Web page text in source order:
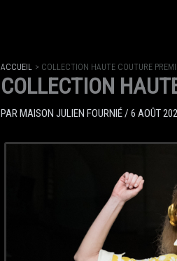
ACCUEIL COLLECTION HAUTE COUTURE
COLLECTION
PARMAISON JULIEN FOURNIÉ/ 6 AOÛT